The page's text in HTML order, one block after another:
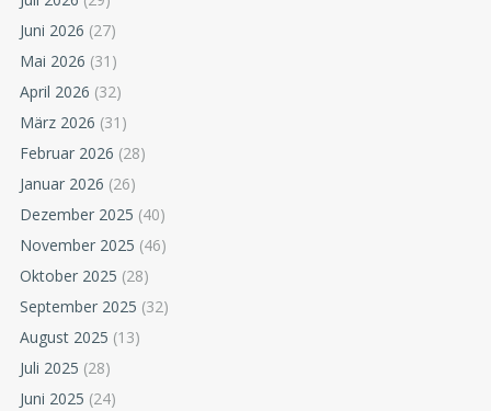
Juni 2026 (27)
Mai 2026 (31)
April 2026 (32)
März 2026 (31)
Februar 2026 (28)
Januar 2026 (26)
Dezember 2025 (40)
November 2025 (46)
Oktober 2025 (28)
September 2025 (32)
August 2025 (13)
Juli 2025 (28)
Juni 2025 (24)